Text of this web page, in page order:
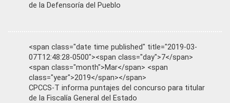
de la Defensoría del Pueblo
<span class="date time published" title="2019-03-
07T12:48:28-0500"><span class="day">7</span>
<span class="month">Mar</span> <span
class="year">2019</span></span>
CPCCS-T informa puntajes del concurso para titular
de la Fiscalía General del Estado